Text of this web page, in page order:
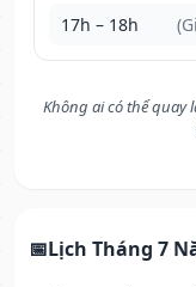
17h – 18h
Không ai có thể quay
Lịch Tháng 7